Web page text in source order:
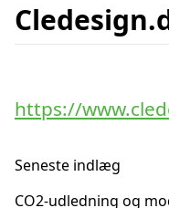
https://
Seneste indlæg
CO2-udledning og